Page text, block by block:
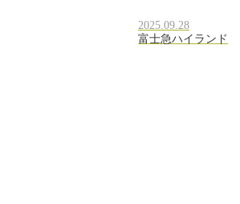
2025.09.28
富士急ハイランド